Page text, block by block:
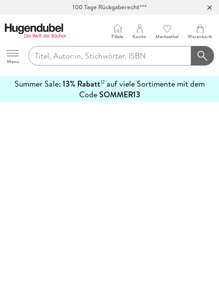
100 Tage Rückgaberecht***
Hugendubel
Menu
Filiale Konto Merkzettel Warenkorb
Summer Sale: 13% Rabatt12auf viele Sortimente mit dem
CodeSOMMER13
erfahren